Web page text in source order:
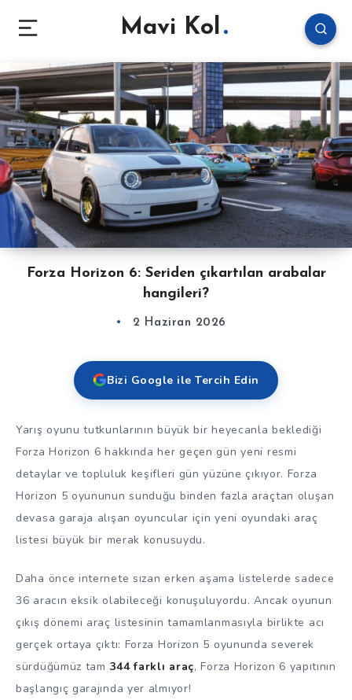
Mavi Kol
Forza Horizon 6: Seriden çıkartılan arabalar
hangileri?
2 Haziran 2026
Bizi Google ile Tercih Edin
Yarış oyunu tutkunlarının büyük bir heyecanla beklediği
Forza Horizon 6 hakkında her geçen gün yeni resmi
detaylar ve topluluk keşifleri gün yüzüne çıkıyor. Forza
Horizon 5 oyununun sunduğu binden fazla araçtan oluşan
devasa garaja alışan oyuncular için yeni oyundaki araç
listesi büyük bir merak konusuydu.
Daha önce internete sızan erken aşama listelerde sadece
36 aracın eksik olabileceği konuşuluyordu. Ancak oyunun
çıkış dönemi araç listesinin tamamlanmasıyla birlikte acı
gerçek ortaya çıktı: Forza Horizon 5 oyununda severek
sürdüğümüz tam 344 farklı araç, Forza Horizon 6 yapıtının
başlangıç garajında yer almıyor!